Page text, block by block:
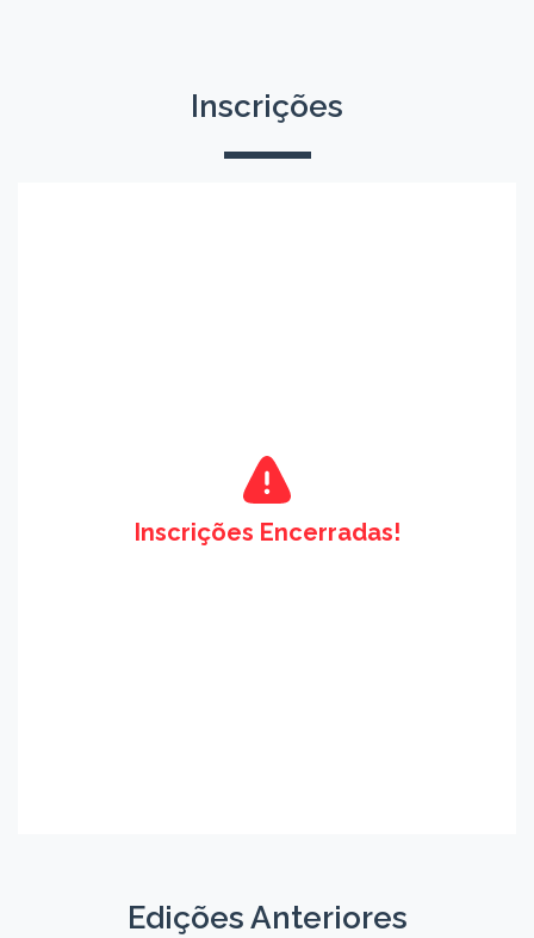
Inscrições
Inscrições Encerradas!
Edições Anteriores